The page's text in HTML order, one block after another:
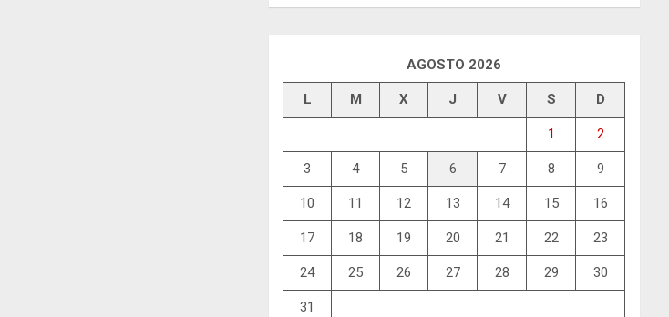
AGOSTO 2026
L M X J V S D
1 2
3 4 5 6 7 8 9
10 11 12 13 14 15 16
17 18 19 20 21 22 23
24 25 26 27 28 29 30
31